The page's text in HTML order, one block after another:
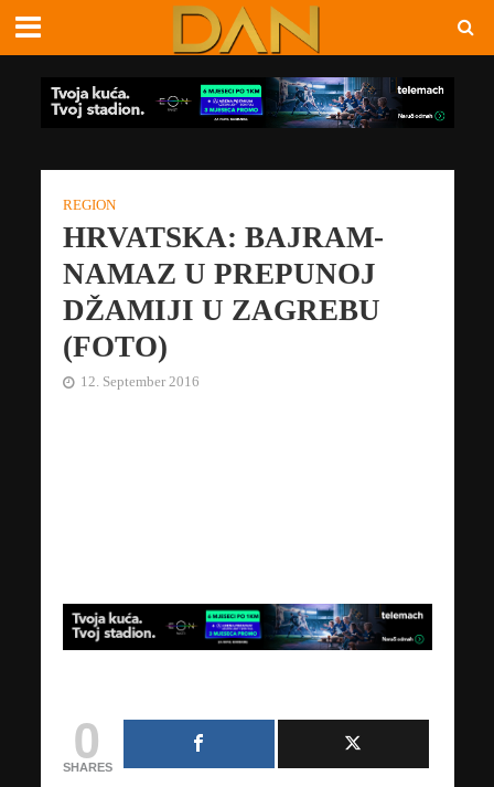
REGION
HRVATSKA: BAJRAM-
NAMAZ U PREPUNOJ
DŽAMIJI U ZAGREBU
(FOTO)
12. September 2016
0
SHARES